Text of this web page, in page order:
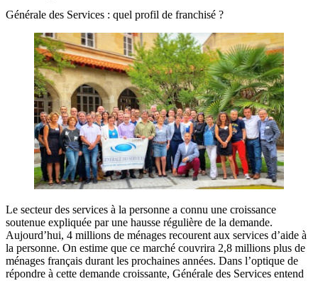
Générale des Services : quel profil de franchisé ?
Le secteur des services à la personne a connu une croissance
soutenue expliquée par une hausse régulière de la demande.
Aujourd’hui, 4 millions de ménages recourent aux services d’aide à
la personne. On estime que ce marché couvrira 2,8 millions plus de
ménages français durant les prochaines années. Dans l’optique de
répondre à cette demande croissante, Générale des Services entend